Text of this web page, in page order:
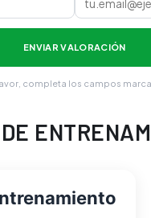
ENVIAR VALORACIÓN
completa los campos